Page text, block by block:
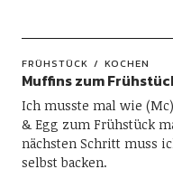
FRÜHSTÜCK KOCHEN
Muffins zum
Ich musste mal wie
& Egg zum Frühstück
nächsten Schritt muss
selbst backen.